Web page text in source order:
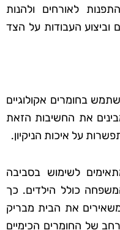
לאורחים ולהנות
וביצוע העבודות על הצד
בחומרים אקולוגיים
את החשיבות הזאת
על איכות הניקיון.
לשימוש בסביבה
כולל הילדים. כך
את הבית מבריק
של החומרים הכימיים